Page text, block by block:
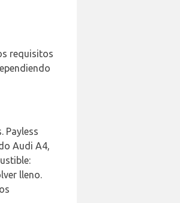
requisitos
Payless
Audi A4,
lleno.